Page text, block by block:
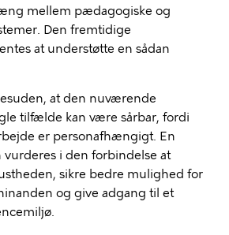
mellem pædagogiske og
Den fremtidige
at understøtte en sådan
at den nuværende
tilfælde kan være sårbar, fordi
er personafhængigt. En
i den forbindelse at
sikre bedre mulighed for
og give adgang til et